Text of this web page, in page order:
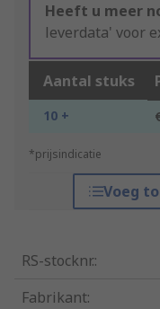
Heeft u meer
leverdata' voor
Aantal stuks
10 +
*prijsindicatie
Voeg
RS-stocknr.:
Fabrikant: